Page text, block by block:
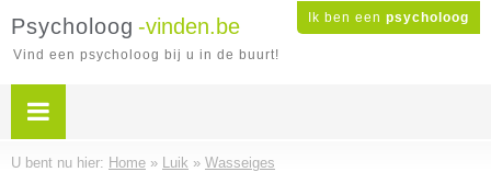
Ik ben een psycholoog
Psycholoog -vinden.be
Vind een psycholoog bij u in de buurt!
U bent nu hier: Home » Luik » Wasseiges